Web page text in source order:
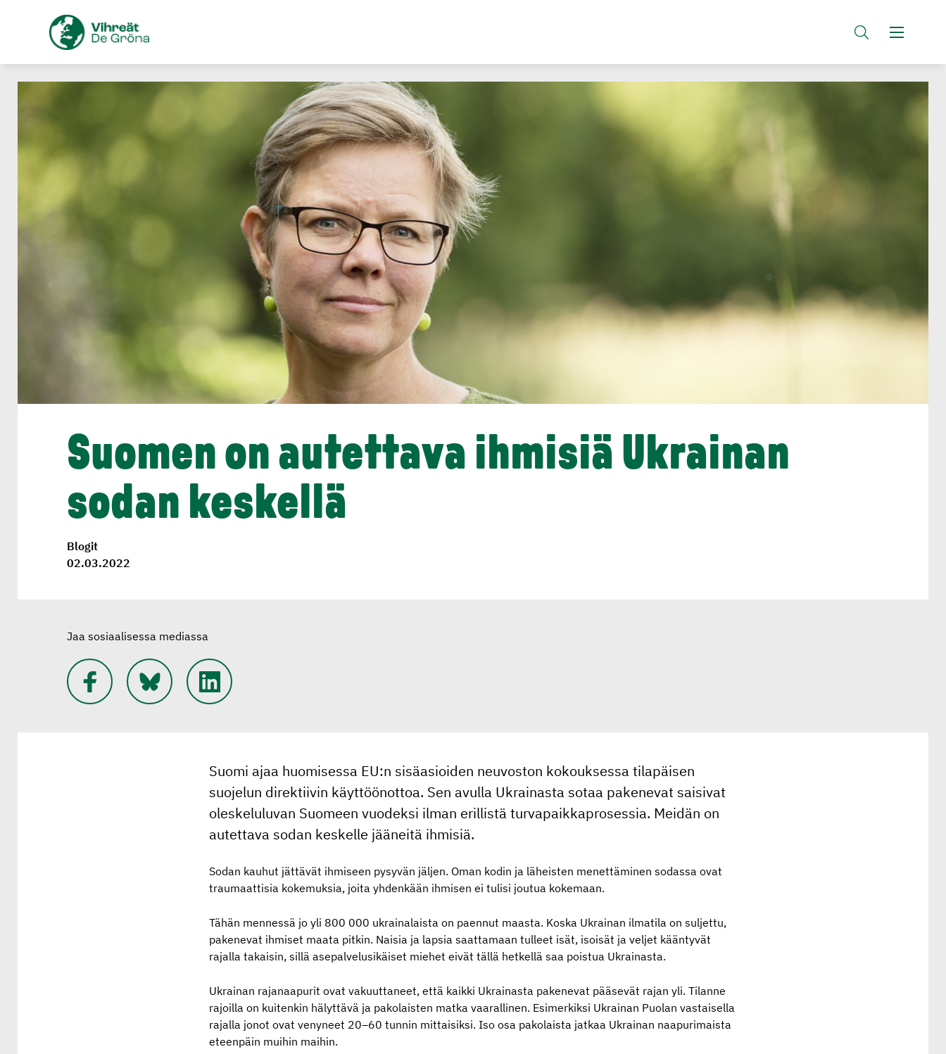
Suomen on autettava ihmisiä Ukrainan
sodan keskellä
Blogit
02.03.2022
Jaa sosiaalisessa mediassa
Suomi ajaa huomisessa EU:n sisäasioiden neuvoston kokouksessa tilapäisen
suojelun direktiivin käyttöönottoa. Sen avulla Ukrainasta sotaa pakenevat saisivat
oleskeluluvan Suomeen vuodeksi ilman erillistä turvapaikkaprosessia. Meidän on
autettava sodan keskelle jääneitä ihmisiä.
Sodan kauhut jättävät ihmiseen pysyvän jäljen. Oman kodin ja läheisten menettäminen sodassa ovat
traumaattisia kokemuksia, joita yhdenkään ihmisen ei tulisi joutua kokemaan.
Tähän mennessä jo yli 800 000 ukrainalaista on paennut maasta. Koska Ukrainan ilmatila on suljettu,
pakenevat ihmiset maata pitkin. Naisia ja lapsia saattamaan tulleet isät, isoisät ja veljet kääntyvät
rajalla takaisin, sillä asepalvelusikäiset miehet eivät tällä hetkellä saa poistua Ukrainasta.
Ukrainan rajanaapurit ovat vakuuttaneet, että kaikki Ukrainasta pakenevat pääsevät rajan yli. Tilanne
rajoilla on kuitenkin hälyttävä ja pakolaisten matka vaarallinen. Esimerkiksi Ukrainan Puolan vastaisella
rajalla jonot ovat venyneet 20–60 tunnin mittaisiksi. Iso osa pakolaista jatkaa Ukrainan naapurimaista
eteenpäin muihin maihin.